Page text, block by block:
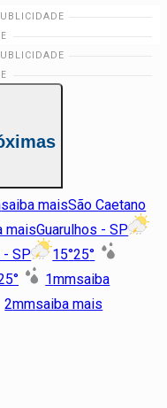
saiba maisSão Caetano
maisGuarulhos - SP
- SP 15°25°
° 1mmsaiba
2mmsaiba mais